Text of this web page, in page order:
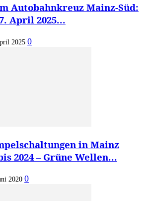
Autobahnkreuz Mainz-Süd:
April 2025...
2025 0
in Mainz
2024 – Grüne Wellen...
2020 0